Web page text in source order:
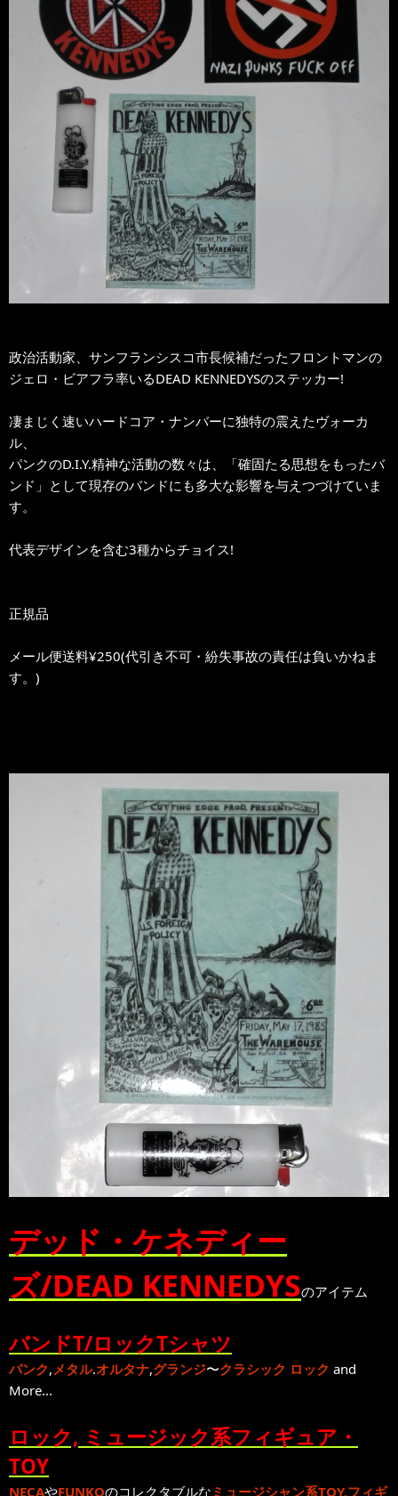
政治活動家、サンフランシスコ市長候補だったフロントマンの
ジェロ・ビアフラ率いるDEAD KENNEDYSのステッカー!
凄まじく速いハードコア・ナンバーに独特の震えたヴォーカ
ル、
パンクのD.I.Y.精神な活動の数々は、「確固たる思想をもったバ
ンド」として現存のバンドにも多大な影響を与えつづけていま
す。
代表デザインを含む3種からチョイス!
正規品
メール便送料¥250(代引き不可・紛失事故の責任は負いかねま
す。)
デッド・ケネディー
ズ/DEAD KENNEDYSのアイテム
バンドT/ロックTシャツ
パンク,メタル.オルタナ,グランジ〜クラシック ロック and
More...
ロック, ミュージック系フィギュア・
TOY
NECAやFUNKOのコレクタブルな ミュージシャン系TOY,フィギ